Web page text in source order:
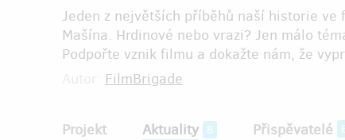
Jeden z největších příběhů naší historie ve
Mašína. Hrdinové nebo vrazi? Jen málo
Podpořte vznik filmu a dokažte nám, že
FilmBrigade
Projekt Aktuality 8 Přispěvatelé